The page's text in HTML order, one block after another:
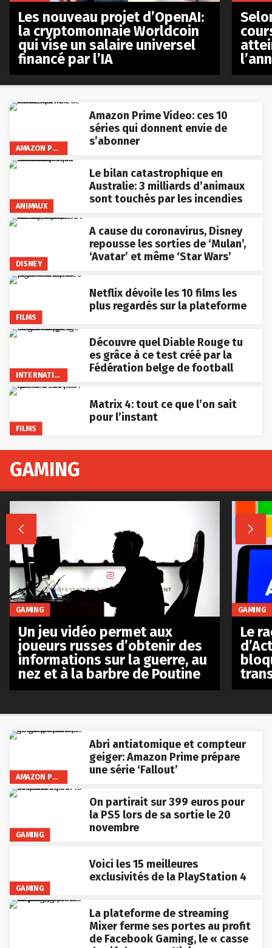
AMAZON PRIME VIDEO
Amazon Prime Video: ces 10
séries qui donnent envie de
s’abonner
ANIMAUX
Le bilan catastrophique en
Australie: 3 milliards d’animaux
sont touchés par les incendies
DISNEY
A cause du coronavirus, Disney
repousse les sorties de ‘Mulan’,
‘Avatar’ et même ‘Star Wars’
FILMS
Netflix dévoile les 10 films les
plus regardés sur la plateforme
INTERNATIONAL
Découvre quel Diable Rouge tu
es grâce à ce test créé par la
Fédération belge de football
FILMS
Matrix 4: tout ce que l’on sait
pour l’instant
AMAZON PRIME VIDEO
Abri antiatomique et compteur
geiger: Amazon Prime prépare
une série ‘Fallout’
GAMING
On partirait sur 399 euros pour
la PS5 lors de sa sortie le 20
novembre
GAMING
Voici les 15 meilleures
exclusivités de la PlayStation 4
La plateforme de streaming
Mixer ferme ses portes au profit
de Facebook Gaming, le « casse
Les nouveau projet d’OpenAI:
la cryptomonnaie Worldcoin
qui vise un salaire universel
financé par l’IA
GAMING
 
GAMING
Un jeu vidéo permet aux
joueurs russes d’obtenir des
informations sur la guerre, au
nez et à la barbre de Poutine
GAMING
Le